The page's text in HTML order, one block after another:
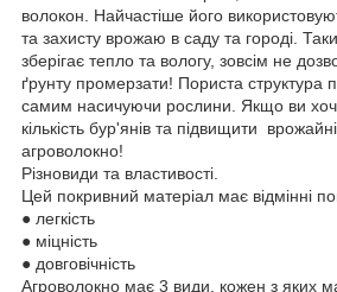
волокон. Найчастіше його
та захисту врожаю в саду та городі.
зберігає тепло та вологу, зовсім не
ґрунту промерзати! Пориста структура
самим насичуючи рослини. Якщо ви
кількість бур'янів та підвищити
агроволокно!
Різновиди та властивості.
Цей покривний матеріал має відмінні
● легкість
● міцність
● довговічність
Агроволокно має 3 види, кожен з яких